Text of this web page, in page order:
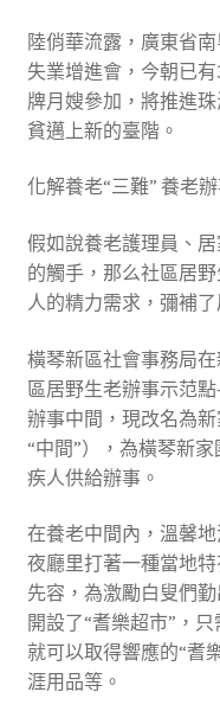
陸俏華流露，廣東省
失業增進會，今朝已
牌月嫂參加，將推進
貧邁上新的臺階。
化解養老“三難” 養老
假如說養老護理員、
的觸手，那么社區居
人的精力需求，彌補
橫琴新區社會事務局
區居野生老辦事示范
辦事中間，現改名為
“中間”），為橫琴新
疾人供給辦事。
在養老中間內，溫馨
夜廳里打著一種當地
先容，為激勵白叟們
開設了“耆樂超市”，
就可以取得響應的“耆
涯用品等。